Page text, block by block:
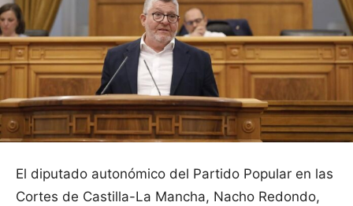
El diputado autonómico del Partido Popular en las
Cortes de Castilla-La Mancha, Nacho Redondo,